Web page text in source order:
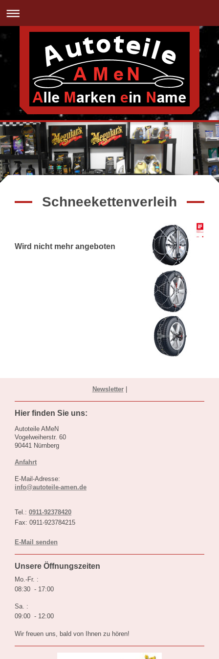
Schneekettenverleih
Wird nicht mehr angeboten
Newsletter|
Hier finden Sie uns:
Autoteile AMeN
Vogelweiherstr. 60
90441 Nürnberg
Anfahrt
E-Mail-Adresse:
info@autoteile-amen.de
Tel.: 0911-92378420
Fax: 0911-923784215
E-Mail senden
Unsere Öffnungszeiten
Mo.-Fr. :
08:30 - 17:00
Sa. :
09:00 - 12:00
Wir freuen uns, bald von Ihnen zu hören!